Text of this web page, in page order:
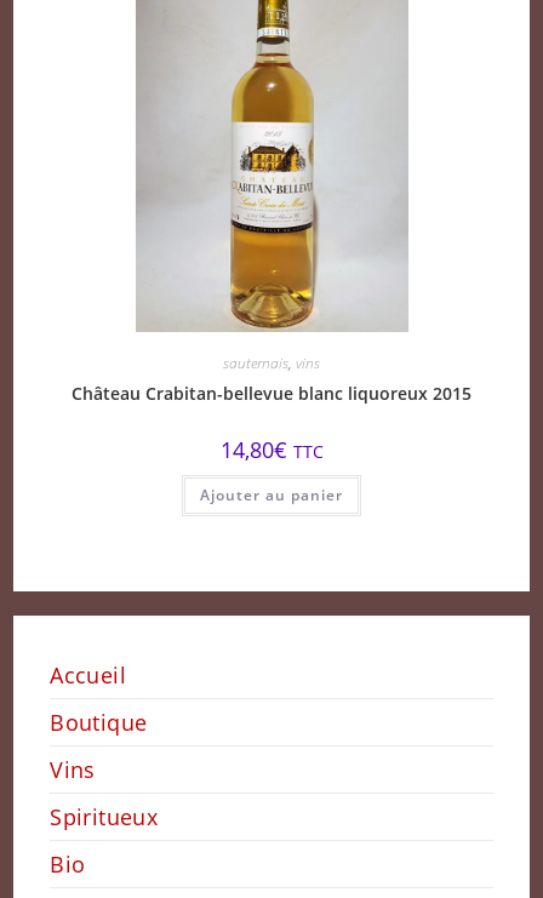
sauternais, vins
Château Crabitan-bellevue blanc liquoreux 2015
14,80€ TTC
Ajouter au panier
Accueil
Boutique
Vins
Spiritueux
Bio